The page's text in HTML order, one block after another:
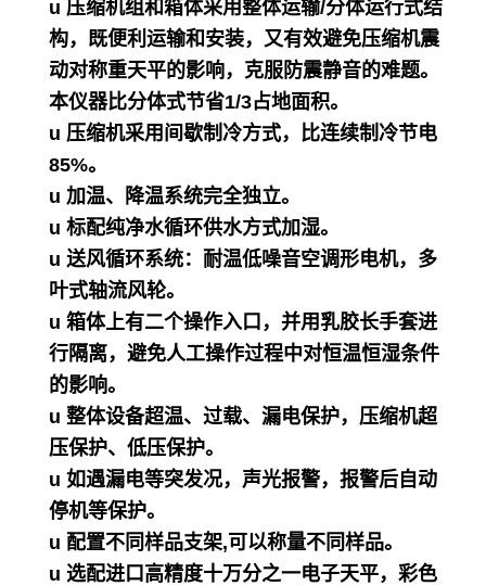
u 压缩机组和箱体采用整体运输/分体运行式结
构，既便利运输和安装，又有效避免压缩机震
动对称重天平的影响，克服防震静音的难题。
本仪器比分体式节省1/3占地面积。
u 压缩机采用间歇制冷方式，比连续制冷节电
85%。
u 加温、降温系统完全独立。
u 标配纯净水循环供水方式加湿。
u 送风循环系统：耐温低噪音空调形电机，多
叶式轴流风轮。
u 箱体上有二个操作入口，并用乳胶长手套进
行隔离，避免人工操作过程中对恒温恒湿条件
的影响。
u 整体设备超温、过载、漏电保护，压缩机超
压保护、低压保护。
u 如遇漏电等突发况，声光报警，报警后自动
停机等保护。
u 配置不同样品支架,可以称量不同样品。
u 选配进口高精度十万分之一电子天平，彩色